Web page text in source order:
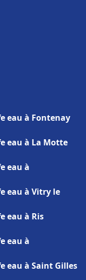
eau à Fontenay
eau à La Motte
eau à
eau à Vitry le
eau à Ris
eau à
eau à Saint Gilles